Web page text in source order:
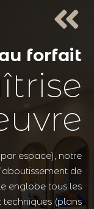
forfait
espace), notre
de
englobe tous les
techniques (plans